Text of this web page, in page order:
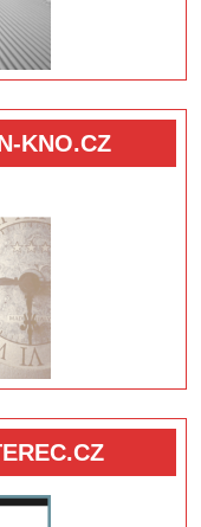
KNO.CZ